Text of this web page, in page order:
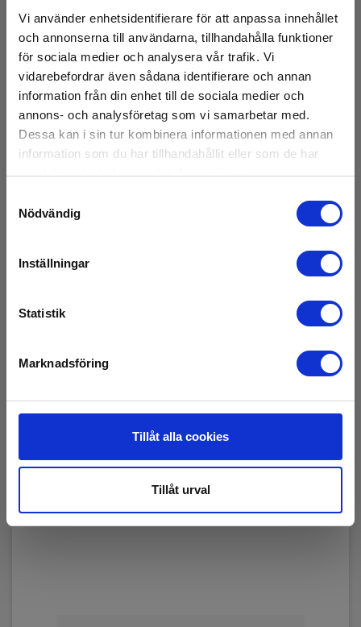
Vi använder enhetsidentifierare för att anpassa innehållet
och annonserna till användarna, tillhandahålla funktioner
för sociala medier och analysera vår trafik. Vi
vidarebefordrar även sådana identifierare och annan
information från din enhet till de sociala medier och
annons- och analysföretag som vi samarbetar med.
Dessa kan i sin tur kombinera informationen med annan
information som du har tillhandahållit eller som de har
samlat in när du har använt deras tjänster.
Nödvändig
Inställningar
Statistik
Marknadsföring
Tillåt alla cookies
Tillåt urval
RING FÖR PRIS +46 (0)8 447 57 70
Läs mer